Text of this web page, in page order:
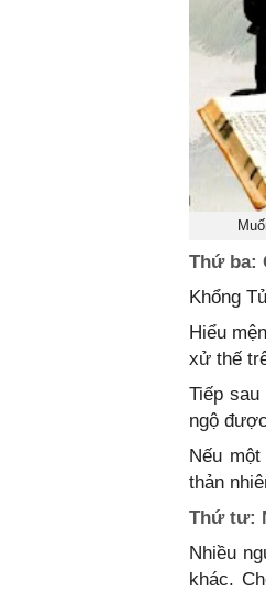
Thứ ba:
Khổng
Hiểu
xử thế
Tiếp
ngộ
Nếu
thản
Thứ tư:
Nhiều
khác.